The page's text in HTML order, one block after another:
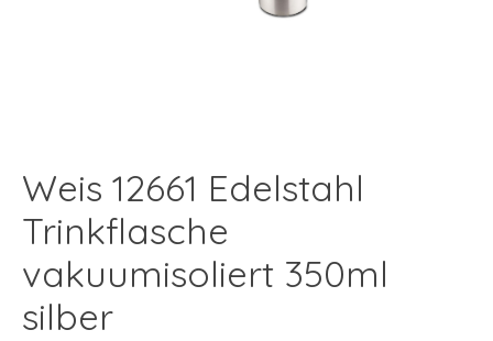
Weis 12661 Edelstahl
Trinkflasche
vakuumisoliert 350ml
silber